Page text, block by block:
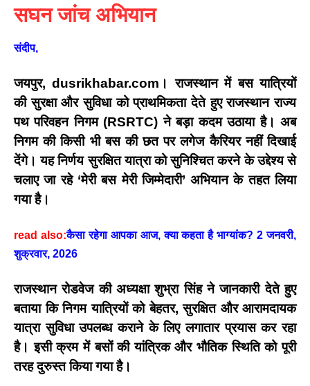
सघन जांच अभियान
संदीप,
जयपुर, dusrikhabar.com।राजस्थान में बस यात्रियों
की सुरक्षा और सुविधा को प्राथमिकता देते हुए राजस्थान राज्य
पथ परिवहन निगम (RSRTC) ने बड़ा कदम उठाया है। अब
निगम की किसी भी बस की छत पर लगेज कैरियर नहीं दिखाई
देंगे। यह निर्णय सुरक्षित यात्रा को सुनिश्चित करने के उद्देश्य से
चलाए जा रहे ‘मेरी बस मेरी जिम्मेदारी’ अभियान के तहत लिया
गया है।
read also:कैसा रहेगा आपका आज, क्या कहता है भाग्यांक? 2 जनवरी,
शुक्रवार, 2026
राजस्थान रोडवेजकी अध्यक्षाशुभ्रा सिंहने जानकारी देते हुए
बताया कि निगम यात्रियों कोबेहतर, सुरक्षित और आरामदायक
यात्रा सुविधाउपलब्ध कराने के लिए लगातार प्रयास कर रहा
है। इसी क्रम में बसों कीयांत्रिक और भौतिक स्थितिको पूरी
तरह दुरुस्त किया गया है।